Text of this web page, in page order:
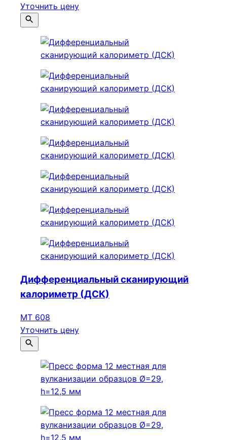
Уточнить цену
Дифференциальный сканирующий
калориметр (ДСК)
МТ 608
Уточнить цену